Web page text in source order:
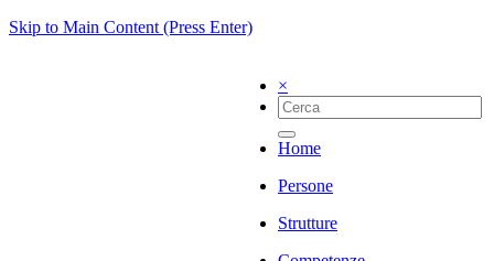
Skip to Main Content (Press Enter)
×
Home
Persone
Strutture